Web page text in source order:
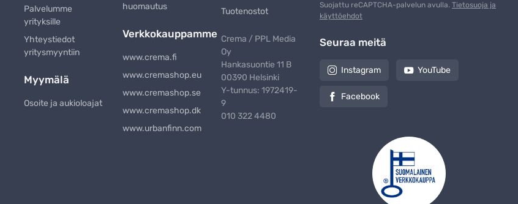
Palvelumme
yrityksille
Yhteystiedot
yritysmyyntiin
Myymälä
Osoite ja aukioloajat
huomautus
Verkkokauppamme
www.crema.fi
www.cremashop.eu
www.cremashop.se
www.cremashop.dk
www.urbanfinn.com
Tuotenostot
Crema / PPL Media
Oy
Hankasuontie 11 B
00390 Helsinki
Y-tunnus: 1972419-
9
010 322 4480
Suojattu reCAPTCHA-palvelun avulla. Tietosuoja ja
käyttöehdot
Seuraa meitä
Instagram YouTube
Facebook